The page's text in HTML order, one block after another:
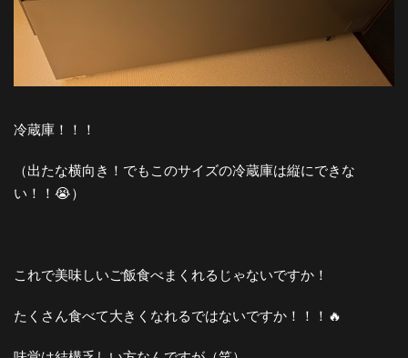
冷蔵庫！！！
（出たな横向き！でもこのサイズの冷蔵庫は縦にできな
い！！😭）
これで美味しいご飯食べまくれるじゃないですか！
たくさん食べて大きくなれるではないですか！！！🔥